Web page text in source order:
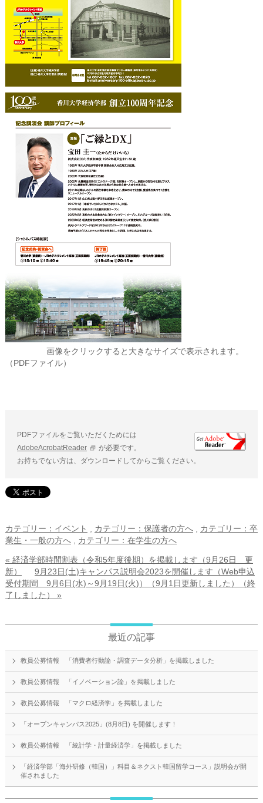
画像をクリックすると大きなサイズで表示されます。
（PDFファイル）
PDFファイルをご覧いただくためには
AdobeAcrobatReader
が必要です。
お持ちでない方は、ダウンロードしてからご覧ください。
カテゴリー：イベント カテゴリー：保護者の方へ
カテゴリー：卒
業生・一般の方へ
カテゴリー：在学生の方へ
« 経済学部時間割表（令和5年度後期）を掲載します（9月26日 更
新）
9月23日(土)キャンパス説明会2023を開催します（Web申込
受付期間 9月6日(水)～9月19日(火)）（9月1日更新しました）（終
了しました） »
最近の記事
教員公募情報 「消費者行動論・調査データ分析」を掲載しました
教員公募情報 「イノベーション論」を掲載しました
教員公募情報 「マクロ経済学」を掲載しました
「オープンキャンパス2025」(8月8日) を開催します！
教員公募情報 「統計学・計量経済学」を掲載しました
「経済学部「海外研修（韓国）」科目＆ネクスト韓国留学コース」説明会が開
催されました